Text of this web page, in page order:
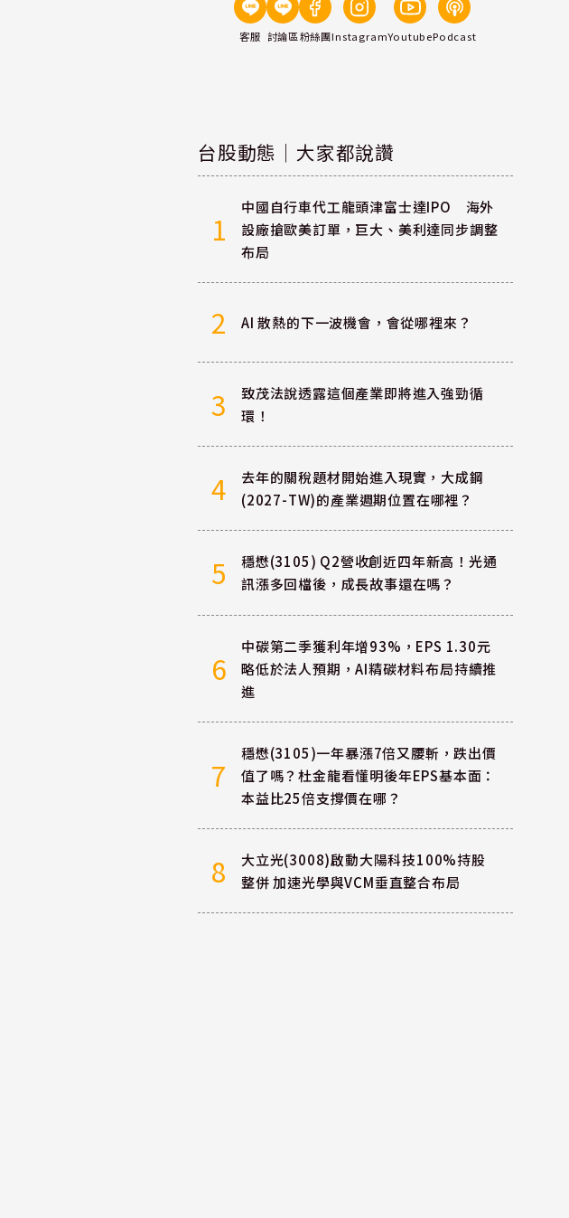
客服 討論區粉絲團InstagramYoutubePodcast
台股動態｜大家都說讚
1
中國自行車代工龍頭津富士達IPO 海外
設廠搶歐美訂單，巨大、美利達同步調整
布局
2 AI 散熱的下一波機會，會從哪裡來？
3
致茂法說透露這個產業即將進入強勁循
環！
4
去年的關稅題材開始進入現實，大成鋼
(2027-TW)的產業週期位置在哪裡？
5
穩懋(3105) Q2營收創近四年新高！光通
訊漲多回檔後，成長故事還在嗎？
6
中碳第二季獲利年增93%，EPS 1.30元
略低於法人預期，AI精碳材料布局持續推
進
7
穩懋(3105)一年暴漲7倍又腰斬，跌出價
值了嗎？杜金龍看懂明後年EPS基本面：
本益比25倍支撐價在哪？
8
大立光(3008)啟動大陽科技100%持股
整併 加速光學與VCM垂直整合布局